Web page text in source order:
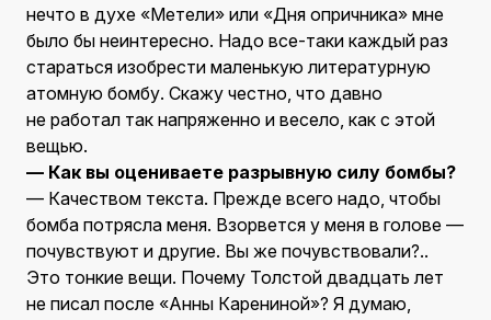
нечто в духе «Метели» или «Дня опричника» мне
было бы неинтересно. Надо все-таки каждый раз
стараться изобрести маленькую литературную
атомную бомбу. Скажу честно, что давно
не работал так напряженно и весело, как с этой
вещью.
— Как вы оцениваете разрывную силу бомбы?
— Качеством текста. Прежде всего надо, чтобы
бомба потрясла меня. Взорвется у меня в голове —
почувствуют и другие. Вы же почувствовали?..
Это тонкие вещи. Почему Толстой двадцать лет
не писал после «Анны Карениной»? Я думаю,